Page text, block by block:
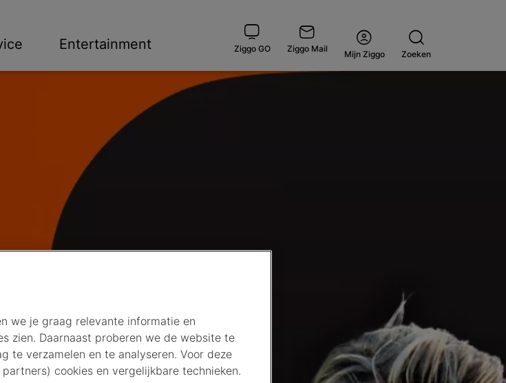
Entertainment Ziggo GO Ziggo Mail Open
Mijn Ziggo
Zoeken
we je graag relevante informatie en
zien. Daarnaast proberen we de website te
te verzamelen en te analyseren. Voor deze
cookies en vergelijkbare technieken.